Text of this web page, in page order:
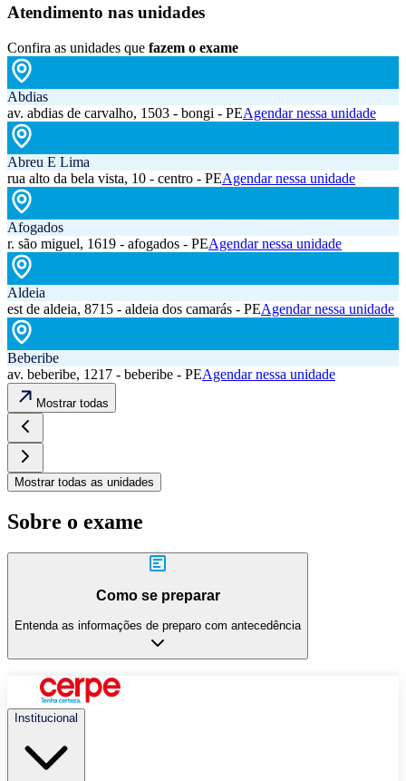
Atendimento nas unidades
Confira as unidades que fazem o exame
Abdias
av. abdias de carvalho, 1503 - bongi - PEAgendar nessa unidade
Abreu E Lima
rua alto da bela vista, 10 - centro - PEAgendar nessa unidade
Afogados
r. são miguel, 1619 - afogados - PEAgendar nessa unidade
Aldeia
est de aldeia, 8715 - aldeia dos camarás - PEAgendar nessa unidade
Beberibe
av. beberibe, 1217 - beberibe - PEAgendar nessa unidade
Mostrar todas
Mostrar todas as unidades
Sobre o exame
Como se preparar
Entenda as informações de preparo com antecedência
Institucional